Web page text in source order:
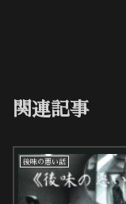
関連記事
後味の悪い話